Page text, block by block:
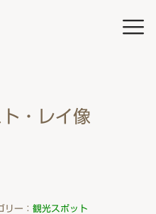
・レイ像
リー： 観光スポット